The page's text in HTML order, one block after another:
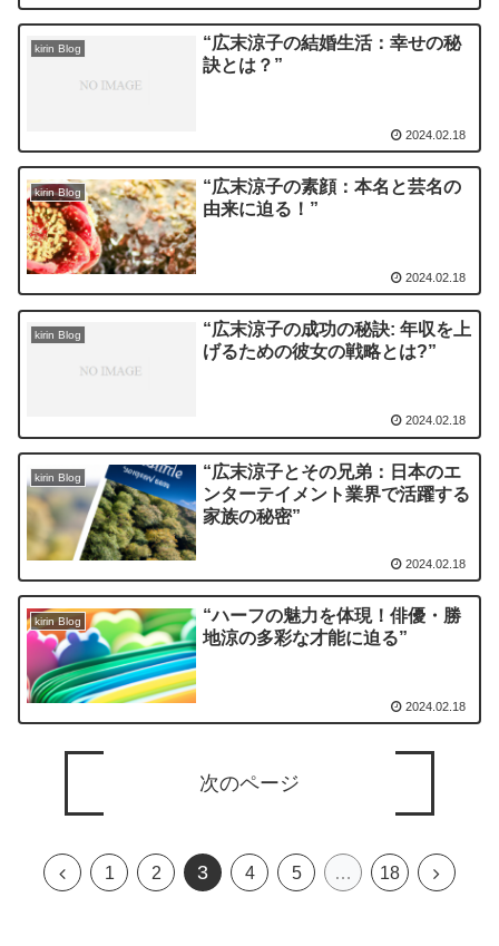
kirin Blog
“広末涼子の結婚生活：幸せの秘
訣とは？”
2024.02.18
kirin Blog
“広末涼子の素顔：本名と芸名の
由来に迫る！”
2024.02.18
kirin Blog
“広末涼子の成功の秘訣: 年収を上
げるための彼女の戦略とは?”
2024.02.18
kirin Blog
“広末涼子とその兄弟：日本のエ
ンターテイメント業界で活躍する
家族の秘密”
2024.02.18
kirin Blog
“ハーフの魅力を体現！俳優・勝
地涼の多彩な才能に迫る”
2024.02.18
次のページ
前
1 2 3 4 5 … 18
次